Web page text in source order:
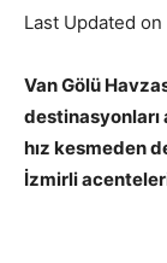
Last Updated
Van Gölü
destinasyonları
hız kesmeden
İzmirli